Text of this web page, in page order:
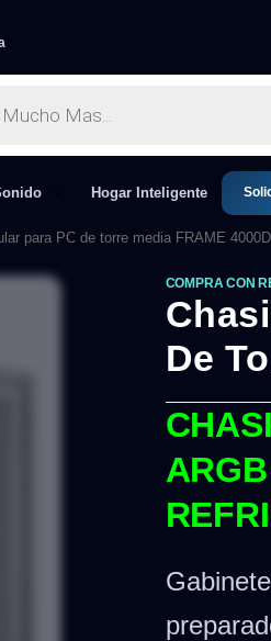
Hogar Inteligente
para PC de torre media FRAME
COMPRA CON
De